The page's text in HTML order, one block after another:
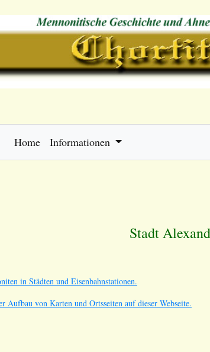
Home Informationen
Stadt
in Städten und Eisenbahnstationen.
Aufbau von Karten und Ortsseiten auf dieser Webseite.